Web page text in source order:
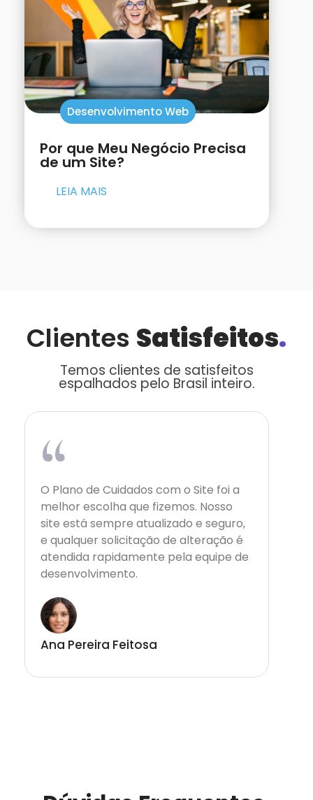
Desenvolvimento Web
Por que Meu Negócio Precisa
de um Site?
LEIA MAIS
Clientes Satisfeitos.
Temos clientes de satisfeitos
espalhados pelo Brasil inteiro.
“
O Plano de Cuidados com o Site foi a
melhor escolha que fizemos. Nosso
site está sempre atualizado e seguro,
e qualquer solicitação de alteração é
atendida rapidamente pela equipe de
desenvolvimento.
Ana Pereira Feitosa